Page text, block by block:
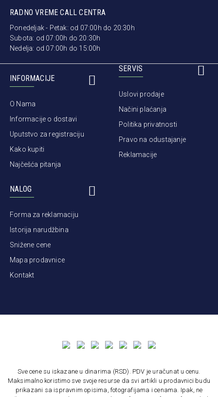
RADNO VREME CALL CENTRA
Ponedeljak - Petak: od 07:00h do 20:30h
Subota: od 07:00h do 20:30h
Nedelja: od 07:00h do 15:00h
INFORMACIJE
O Nama
Informacije o dostavi
Uputstvo za registraciju
Kako kupiti
Najčešća pitanja
SERVIS
Uslovi prodaje
Načini plaćanja
Politika privatnosti
Pravo na odustajanje
Reklamacije
NALOG
Forma za reklamaciju
Istorija narudžbina
Snižene cene
Mapa prodavnice
Kontakt
Sve cene su iskazane u dinarima (RSD). PDV je uračunat u cenu.
Maksimalno koristimo sve svoje resurse da svi artikli u prodavnici budu
prikazani sa ispravnim opisima, fotografijama i cenama. Ipak, ne